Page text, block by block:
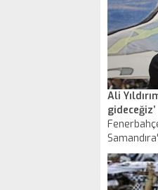
Ali
gideceğiz’